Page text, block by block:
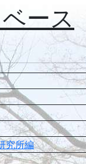
ース
究所編